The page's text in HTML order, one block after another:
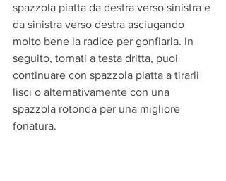
spazzola piatta da destra verso sinistra e
da sinistra verso destra asciugando
molto bene la radice per gonfiarla. In
seguito, tornati a testa dritta, puoi
continuare con spazzola piatta a tirarli
lisci o alternativamente con una
spazzola rotonda per una migliore
fonatura.